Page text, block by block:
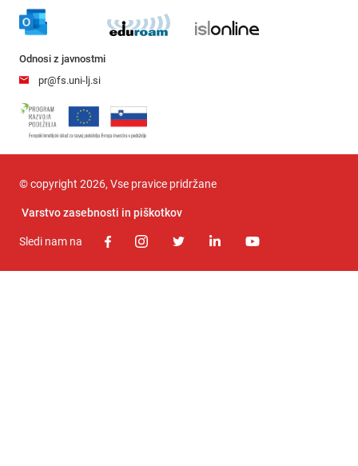
Odnosi z javnostmi
pr@fs.uni-lj.si
© copyright 2026, Vse pravice pridržane
Varstvo zasebnosti in piškotkov
Sledi nam na
FACEBOOKINSTAGRAM